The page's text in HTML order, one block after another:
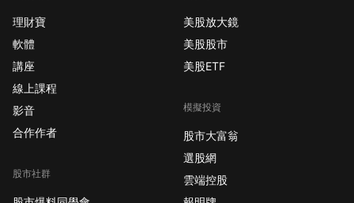
理財寶
軟體
講座
線上課程
影音
合作作者
股市社群
美股放大鏡
美股股市
美股ETF
模擬投資
股市大富翁
選股網
雲端控股